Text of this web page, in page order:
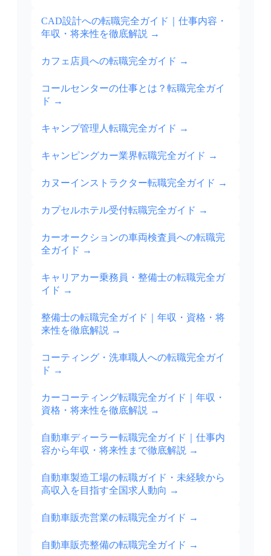
CAD設計への転職完全ガイド｜仕事内容・
年収・将来性を徹底解説 →
カフェ店員への転職完全ガイド →
コールセンターの仕事とは？転職完全ガイ
ド →
キャンプ管理人転職完全ガイド →
キャンピングカー業界転職完全ガイド →
カヌーインストラクター転職完全ガイド →
カプセルホテル受付転職完全ガイド →
カーオークションの車両検査員への転職完
全ガイド →
キャリアカー乗務員・整備士の転職完全ガ
イド →
整備士の転職完全ガイド｜年収・資格・将
来性を徹底解説 →
コーティング・洗車職人への転職完全ガイ
ド →
カーコーティング転職完全ガイド｜年収・
資格・将来性を徹底解説 →
自動車ディーラー転職完全ガイド｜仕事内
容から年収・将来性まで徹底解説 →
自動車製造工場の転職ガイド・未経験から
高収入を目指す全国求人動向 →
自動車販売営業の転職完全ガイド →
自動車販売整備の転職完全ガイド →